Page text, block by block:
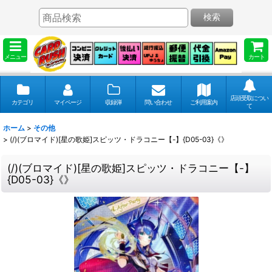
メニュー カート
検索
カテゴリ マイページ 収録弾 問い合わせ ご利用案内
店頭受取につい
て
ホーム > その他
> (/)(ブロマイド)[星の歌姫]スピッツ・ドラコニー【-】{D05-03}《》
(/)(ブロマイド)[星の歌姫]スピッツ・ドラコニー【-】
{D05-03}《》